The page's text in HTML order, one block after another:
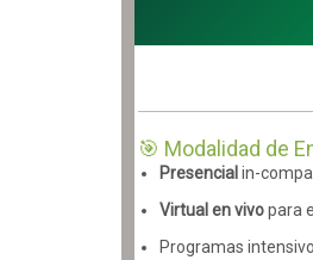
🎯 Modalidad de
Presencial in-
Virtual en vivopara
Programas